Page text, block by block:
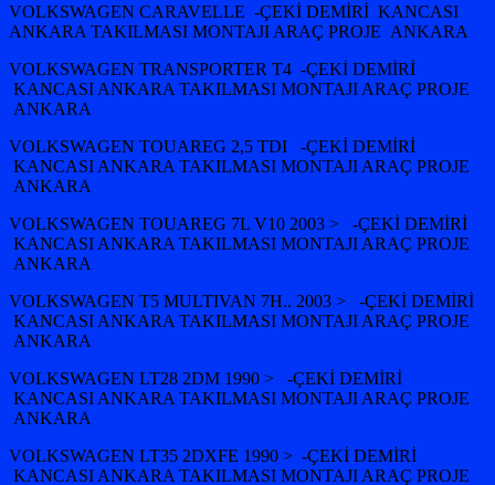
VOLKSWAGEN CARAVELLE -ÇEKİ DEMİRİ KANCASI
ANKARA TAKILMASI MONTAJI ARAÇ PROJE ANKARA
VOLKSWAGEN TRANSPORTER T4 -ÇEKİ DEMİRİ
KANCASI ANKARA TAKILMASI MONTAJI ARAÇ PROJE
ANKARA
VOLKSWAGEN TOUAREG 2,5 TDI -ÇEKİ DEMİRİ
KANCASI ANKARA TAKILMASI MONTAJI ARAÇ PROJE
ANKARA
VOLKSWAGEN TOUAREG 7L V10 2003 > -ÇEKİ DEMİRİ
KANCASI ANKARA TAKILMASI MONTAJI ARAÇ PROJE
ANKARA
VOLKSWAGEN T5 MULTIVAN 7H.. 2003 > -ÇEKİ DEMİRİ
KANCASI ANKARA TAKILMASI MONTAJI ARAÇ PROJE
ANKARA
VOLKSWAGEN LT28 2DM 1990 > -ÇEKİ DEMİRİ
KANCASI ANKARA TAKILMASI MONTAJI ARAÇ PROJE
ANKARA
VOLKSWAGEN LT35 2DXFE 1990 > -ÇEKİ DEMİRİ
KANCASI ANKARA TAKILMASI MONTAJI ARAÇ PROJE